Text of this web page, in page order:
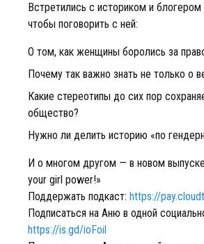
Встретились с историком и
чтобы поговорить с ней:
О том, как женщины боролись за
Почему так важно знать не только о
Какие стереотипы до сих пор
общество?
Нужно ли делить историю «по
И о многом другом — в новом
your girl power!»
Поддержать подкаст: https://
Подписаться на Аню в одной
https://is.gd/ioFoil